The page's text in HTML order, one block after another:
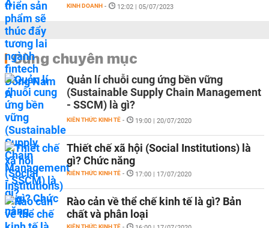
KINH DOANH - 12:02 | 05/07/2023
Cùng chuyên mục
Quản lí chuỗi cung ứng bền vững
(Sustainable Supply Chain Management
- SSCM) là gì?
KIẾN THỨC KINH TẾ - 19:00 | 20/07/2020
Thiết chế xã hội (Social Institutions) là
gì? Chức năng
KIẾN THỨC KINH TẾ - 17:00 | 17/07/2020
Rào cản về thể chế kinh tế là gì? Bản
chất và phân loại
KIẾN THỨC KINH TẾ